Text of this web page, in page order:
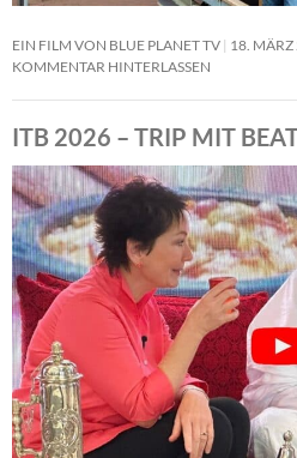
EIN FILM VON BLUE PLANET TV 18.
KOMMENTAR HINTERLASSEN
ITB 2026 – TRIP MIT